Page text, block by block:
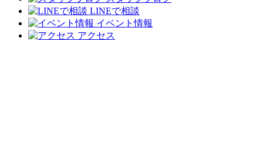
LINEで相談
イベント情報
アクセス